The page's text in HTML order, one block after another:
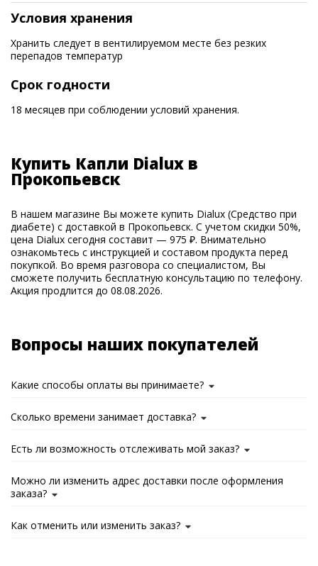
Условия хранения
Хранить следует в вентилируемом месте без резких
перепадов температур
Срок годности
18 месяцев при соблюдении условий хранения.
Купить Капли Dialux в
Прокопьевск
В нашем магазине Вы можете купить Dialux (Средство при
диабете) с доставкой в Прокопьевск. С учетом скидки 50%,
цена Dialux сегодня составит — 975 ₽. Внимательно
ознакомьтесь с инструкцией и составом продукта перед
покупкой. Во время разговора со специалистом, Вы
сможете получить бесплатную консультацию по телефону.
Акция продлится до 08.08.2026.
Вопросы наших покупателей
Какие способы оплаты вы принимаете?
Сколько времени занимает доставка?
Есть ли возможность отслеживать мой заказ?
Можно ли изменить адрес доставки после оформления
заказа?
Как отменить или изменить заказ?